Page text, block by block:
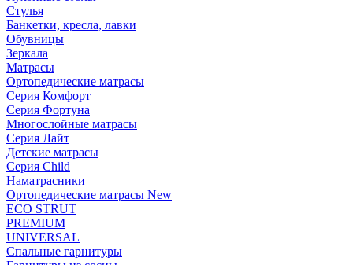
Стулья
Банкетки, кресла, лавки
Обувницы
Зеркала
Матрасы
Ортопедические матрасы
Серия Комфорт
Серия Фортуна
Многослойные матрасы
Серия Лайт
Детские матрасы
Серия Child
Наматрасники
Ортопедические матрасы New
ECO STRUT
PREMIUM
UNIVERSAL
Спальные гарнитуры